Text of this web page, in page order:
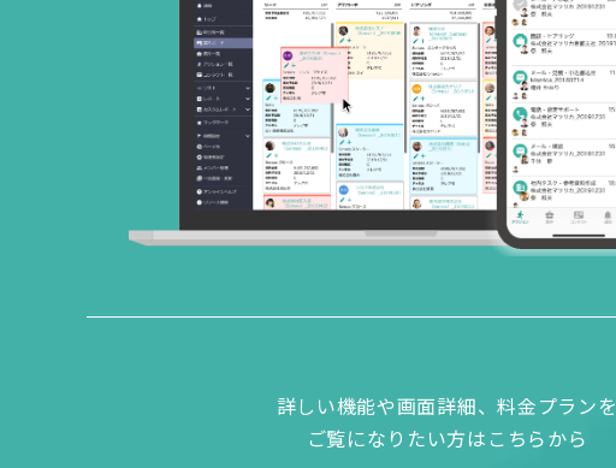
詳しい機能や画面詳細、料金プランを
ご覧になりたい方はこちらから